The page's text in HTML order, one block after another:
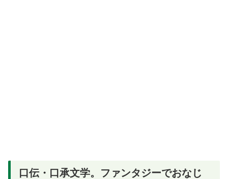
口伝・口承文学。ファンタジーでおなじ